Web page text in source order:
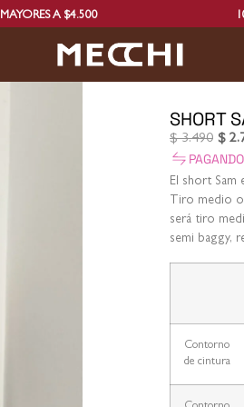
10%
SHORT
$3.490 $
El short Sam
Tiro medio o
será tiro
semi baggy,
Contorno
de cintura